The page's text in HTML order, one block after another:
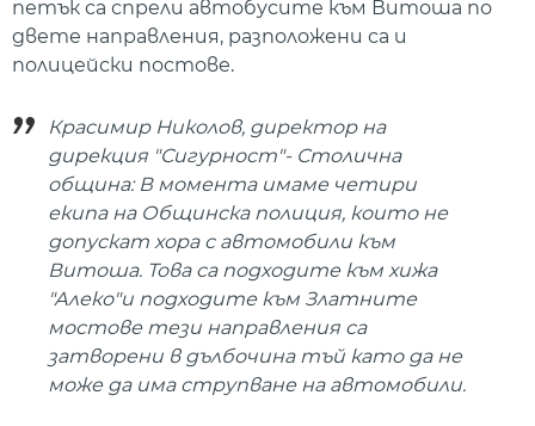
петък са спрели автобусите към Витоша по
двете направления, разположени са и
полицейски постове.
Красимир Николов, директор на
дирекция "Сигурност"- Столична
община: В момента имаме четири
екипа на Общинска полиция, които не
допускат хора с автомобили към
Витоша. Това са подходите към хижа
"Алеко"и подходите към Златните
мостове тези направления са
затворени в дълбочина тъй като да не
може да има струпване на автомобили.